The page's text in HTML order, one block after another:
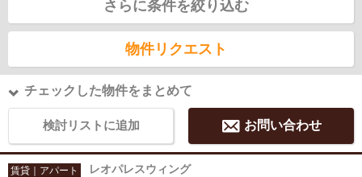
さらに条件を絞り込む
物件リクエスト
チェックした物件をまとめて
検討リストに追加 お問い合わせ
賃貸｜アパート レオパレスウィング